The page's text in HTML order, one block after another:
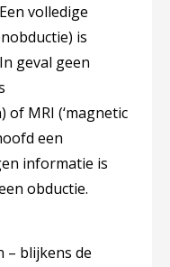
volledige
is
geval geen
MRI (‘magnetic
een
informatie is
obductie.
– blijkens de